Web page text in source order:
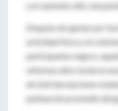
y en aumento alto, una
Después de ajustar por
actividad física y el
participantes negros,
síntomas altos tuvieron
de 0,64 desviaciones
puntuación promedio del